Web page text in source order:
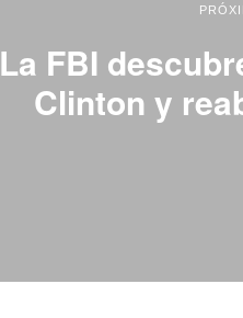
La FBI
Clinton y